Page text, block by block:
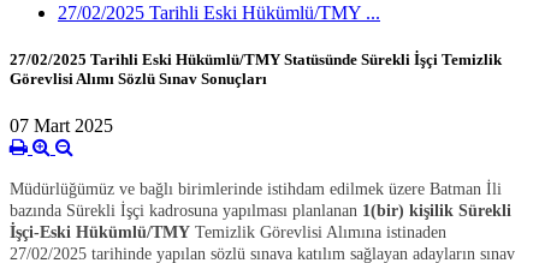
27/02/2025 Tarihli Eski Hükümlü/TMY ...
27/02/2025 Tarihli Eski Hükümlü/TMY Statüsünde Sürekli İşçi Temizlik
Görevlisi Alımı Sözlü Sınav Sonuçları
07 Mart 2025
Müdürlüğümüz ve bağlı birimlerinde istihdam edilmek üzere Batman İli
bazında Sürekli İşçi kadrosuna yapılması planlanan 1(bir) kişilik Sürekli
İşçi-Eski Hükümlü/TMY Temizlik Görevlisi Alımına istinaden
27/02/2025 tarihinde yapılan sözlü sınava katılım sağlayan adayların sınav